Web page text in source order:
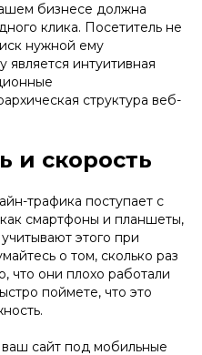
бизнесе должна
клика. Посетитель не
нужной ему
интуитивная
структура веб-
и скорость
трафика поступает с
смартфоны и планшеты,
этого при
о том, сколько раз
что они плохо работали
поймете, что это
ваш сайт под мобильные